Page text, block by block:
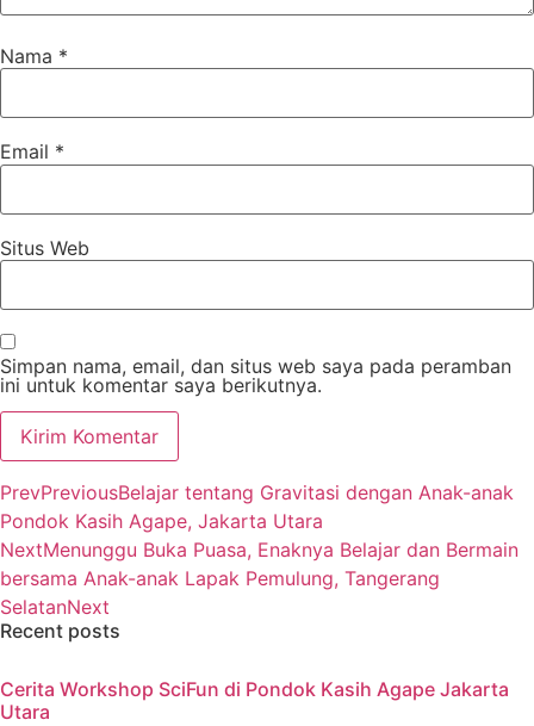
Nama *
Email *
Situs Web
Simpan nama, email, dan situs web saya pada peramban
ini untuk komentar saya berikutnya.
PrevPreviousBelajar tentang Gravitasi dengan Anak-anak
Pondok Kasih Agape, Jakarta Utara
NextMenunggu Buka Puasa, Enaknya Belajar dan Bermain
bersama Anak-anak Lapak Pemulung, Tangerang
SelatanNext
Recent posts
Cerita Workshop SciFun di Pondok Kasih Agape Jakarta
Utara